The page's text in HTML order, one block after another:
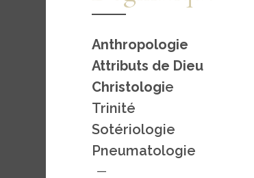
Anthropologie
Attributs de Dieu
Christologie
Trinité
Sotériologie
Pneumatologie
—